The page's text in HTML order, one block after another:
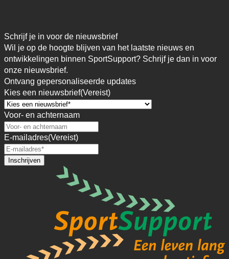
Schrijf je in voor de nieuwsbrief
Wil je op de hoogte blijven van het laatste nieuws en
ontwikkelingen binnen SportSupport? Schrijf je dan in voor
onze nieuwsbrief.
Ontvang gepersonaliseerde updates
Kies een nieuwsbrief(Vereist)
Voor- en achternaam
E-mailadres(Vereist)